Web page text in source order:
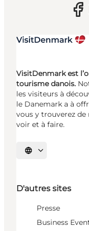
VisitDenmark est
tourisme danois.
les visiteurs à
le Danemark a à
vous y trouverez de
voir et à faire.
Choisissez la langue
D'autres sites
Presse
Business